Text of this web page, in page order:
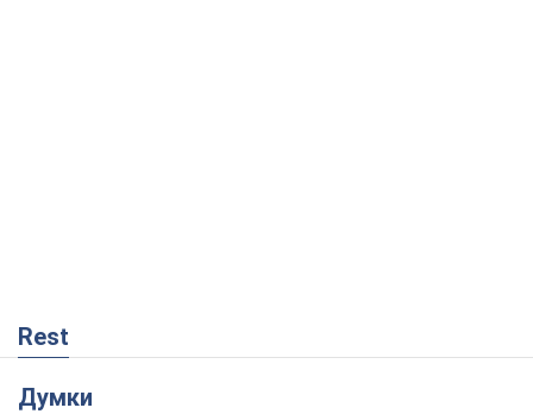
Rest
Думки